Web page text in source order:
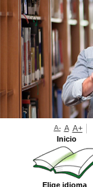
A- A A+
Inicio
Elige idioma